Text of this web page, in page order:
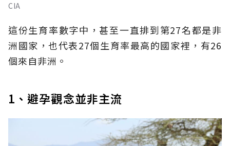
CIA
這份生育率數字中，甚至一直排到第27名都是非
洲國家，也代表27個生育率最高的國家裡，有26
個來自非洲。
1、避孕觀念並非主流